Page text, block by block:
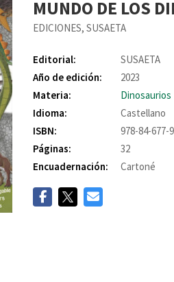
MUNDO DE LOS
EDICIONES, SUSAETA
Editorial:
SUSAETA
Año de edición:
2023
Materia:
Dinosaurios
Idioma:
Castellano
ISBN:
978-84-677-
Páginas:
32
Encuadernación:
Cartoné